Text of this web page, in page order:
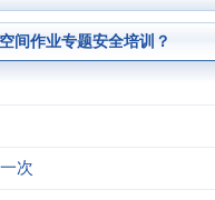
间作业专题安全培训？
次